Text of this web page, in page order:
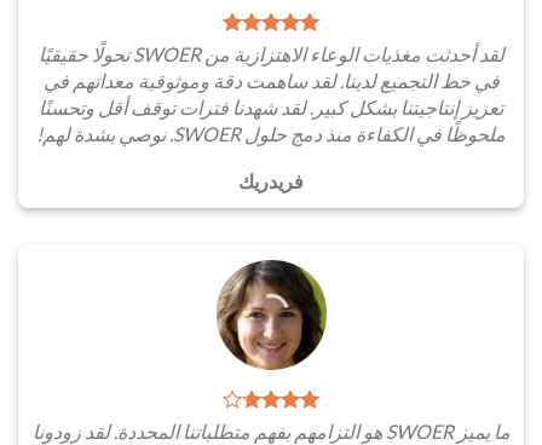
لقد أحدثت مغذيات الوعاء الاهتزازية من SWOER تحولًا حقيقيًا
في خط التجميع لدينا. لقد ساهمت دقة وموثوقية معداتهم في
تعزيز إنتاجيتنا بشكل كبير. لقد شهدنا فترات توقف أقل وتحسنًا
ملحوظًا في الكفاءة منذ دمج حلول SWOER. نوصي بشدة لهم!
فريدريك
ما يميز SWOER هو التزامهم بفهم متطلباتنا المحددة. لقد زودونا